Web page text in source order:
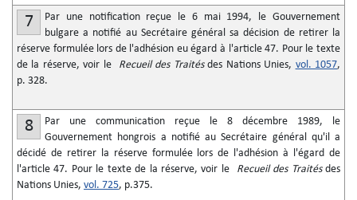
7
Par une notification reçue le 6 mai 1994, le Gouvernement
bulgare a notifié au Secrétaire général sa décision de retirer la
réserve formulée lors de l'adhésion eu égard à l'article 47. Pour le texte
de la réserve, voir le Recueil des Traitésdes Nations Unies, vol. 1057,
p. 328.
8
Par une communication reçue le 8 décembre 1989, le
Gouvernement hongrois a notifié au Secrétaire général qu'il a
décidé de retirer la réserve formulée lors de l'adhésion à l'égard de
l'article 47. Pour le texte de la réserve, voir le Recueil des Traitésdes
Nations Unies, vol. 725, p.375.